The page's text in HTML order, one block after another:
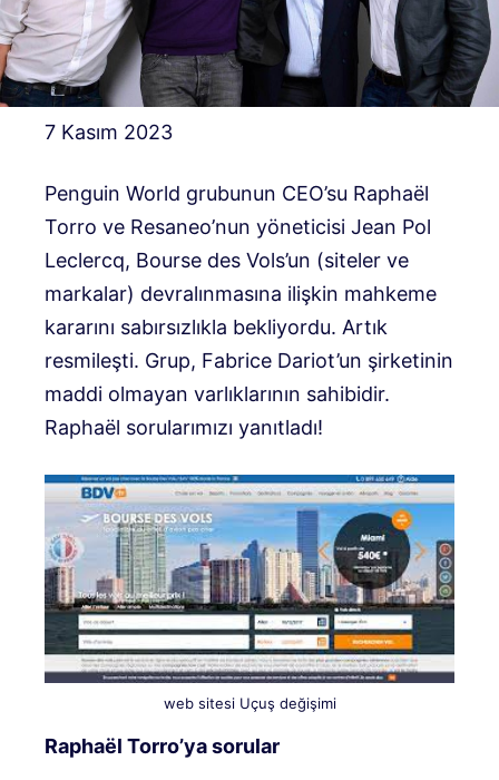
7 Kasım 2023
Penguin World grubunun CEO’su Raphaël
Torro ve Resaneo’nun yöneticisi Jean Pol
Leclercq, Bourse des Vols’un (siteler ve
markalar) devralınmasına ilişkin mahkeme
kararını sabırsızlıkla bekliyordu. Artık
resmileşti. Grup, Fabrice Dariot’un şirketinin
maddi olmayan varlıklarının sahibidir.
Raphaël sorularımızı yanıtladı!
web sitesi Uçuş değişimi
Raphaël Torro’ya sorular